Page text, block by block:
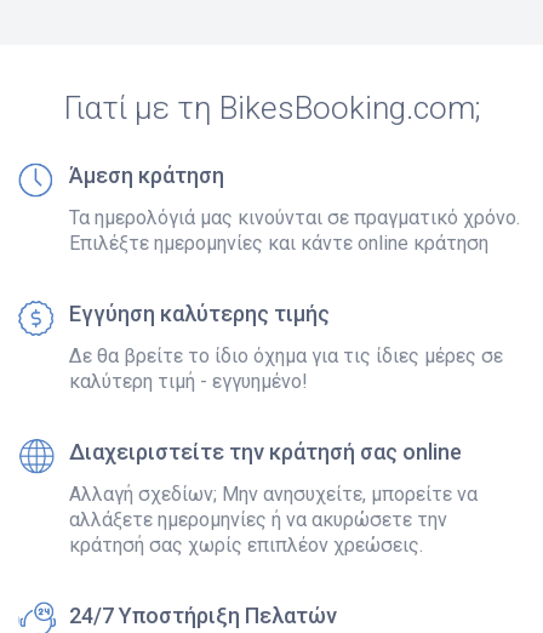
Γιατί με τη BikesBooking.com;
Άμεση κράτηση
Τα ημερολόγιά μας κινούνται σε πραγματικό χρόνο.
Επιλέξτε ημερομηνίες και κάντε online κράτηση
Εγγύηση καλύτερης τιμής
Δε θα βρείτε το ίδιο όχημα για τις ίδιες μέρες σε
καλύτερη τιμή - εγγυημένο!
Διαχειριστείτε την κράτησή σας online
Αλλαγή σχεδίων; Μην ανησυχείτε, μπορείτε να
αλλάξετε ημερομηνίες ή να ακυρώσετε την
κράτησή σας χωρίς επιπλέον χρεώσεις.
24/7 Υποστήριξη Πελατών